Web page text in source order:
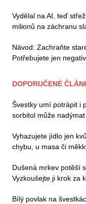
Vydělal na AI, teď
milionů na záchranu
Návod: Zachraňte
Potřebujete jen
DOPORUČENÉ
Švestky umí potrápit i
sorbitol může
Vyhazujete jídlo jen
chybu, u masa či
Dušená mrkev potěší
Vyzkoušejte ji krok za
Bílý povlak na